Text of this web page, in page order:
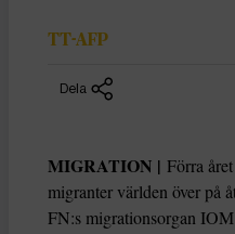
TT-AFP
Dela
MIGRATION | Förra
migranter världen över på
FN:s migrationsorgan